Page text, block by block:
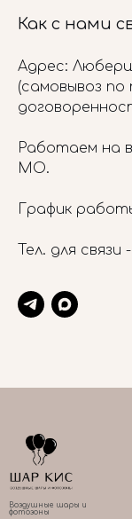
Как с нами
Адрес:
(самовывоз
Работаем на
МО.
График
Тел. для связи -
Воздушные шары и
фотозоны